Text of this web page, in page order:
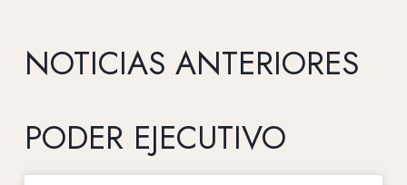
NOTICIAS ANTERIORES
PODER EJECUTIVO